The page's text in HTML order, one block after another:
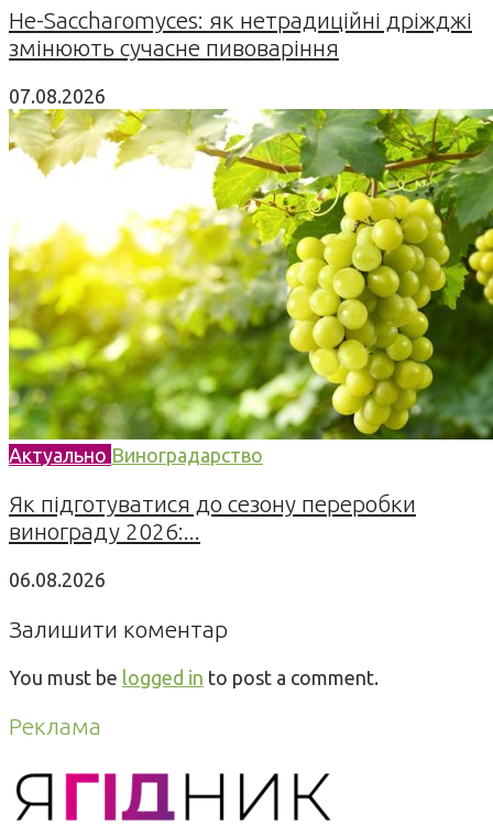
Не-Saccharomyces: як нетрадиційні дріжджі
змінюють сучасне пивоваріння
07.08.2026
Актуально Виноградарство
Як підготуватися до сезону переробки
винограду 2026:...
06.08.2026
Залишити коментар
You must be logged in to post a comment.
Реклама